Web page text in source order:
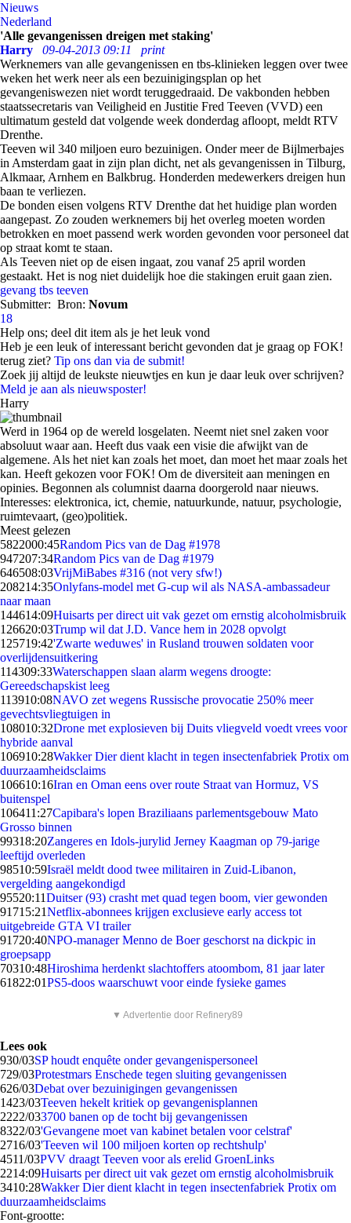
Nieuws
Nederland
'Alle gevangenissen dreigen met staking'
Harry
09-04-2013 09:11
print
Werknemers van alle gevangenissen en tbs-klinieken leggen over twee
weken het werk neer als een bezuinigingsplan op het
gevangeniswezen niet wordt teruggedraaid. De vakbonden hebben
staatssecretaris van Veiligheid en Justitie Fred Teeven (VVD) een
ultimatum gesteld dat volgende week donderdag afloopt, meldt RTV
Drenthe.
Teeven wil 340 miljoen euro bezuinigen. Onder meer de Bijlmerbajes
in Amsterdam gaat in zijn plan dicht, net als gevangenissen in Tilburg,
Alkmaar, Arnhem en Balkbrug. Honderden medewerkers dreigen hun
baan te verliezen.
De bonden eisen volgens RTV Drenthe dat het huidige plan worden
aangepast. Zo zouden werknemers bij het overleg moeten worden
betrokken en moet passend werk worden gevonden voor personeel dat
op straat komt te staan.
Als Teeven niet op de eisen ingaat, zou vanaf 25 april worden
gestaakt. Het is nog niet duidelijk hoe die stakingen eruit gaan zien.
gevang tbs teeven
Submitter: Bron: Novum
18
Help ons; deel dit item als je het leuk vond
Heb je een leuk of interessant bericht gevonden dat je graag op FOK!
terug ziet? Tip ons dan via de submit!
Zoek jij altijd de leukste nieuwtjes en kun je daar leuk over schrijven?
Meld je aan als nieuwsposter!
Harry
Werd in 1964 op de wereld losgelaten. Neemt niet snel zaken voor
absoluut waar aan. Heeft dus vaak een visie die afwijkt van de
algemene. Als het niet kan zoals het moet, dan moet het maar zoals het
kan. Heeft gekozen voor FOK! Om de diversiteit aan meningen en
opinies. Begonnen als columnist daarna doorgerold naar nieuws.
Interesses: elektronica, ict, chemie, natuurkunde, natuur, psychologie,
ruimtevaart, (geo)politiek.
Meest gelezen
5822000:45Random Pics van de Dag #1978
947207:34Random Pics van de Dag #1979
646508:03VrijMiBabes #316 (not very sfw!)
208214:35Onlyfans-model met G-cup wil als NASA-ambassadeur
naar maan
144614:09Huisarts per direct uit vak gezet om ernstig alcoholmisbruik
126620:03Trump wil dat J.D. Vance hem in 2028 opvolgt
125719:42'Zwarte weduwes' in Rusland trouwen soldaten voor
overlijdensuitkering
114309:33Waterschappen slaan alarm wegens droogte:
Gereedschapskist leeg
113910:08NAVO zet wegens Russische provocatie 250% meer
gevechtsvliegtuigen in
108010:32Drone met explosieven bij Duits vliegveld voedt vrees voor
hybride aanval
106910:28Wakker Dier dient klacht in tegen insectenfabriek Protix om
duurzaamheidsclaims
106610:16Iran en Oman eens over route Straat van Hormuz, VS
buitenspel
106411:27Capibara's lopen Braziliaans parlementsgebouw Mato
Grosso binnen
99318:20Zangeres en Idols-jurylid Jerney Kaagman op 79-jarige
leeftijd overleden
98510:59Israël meldt dood twee militairen in Zuid-Libanon,
vergelding aangekondigd
95520:11Duitser (93) crasht met quad tegen boom, vier gewonden
91715:21Netflix-abonnees krijgen exclusieve early access tot
uitgebreide GTA VI trailer
91720:40NPO-manager Menno de Boer geschorst na dickpic in
groepsapp
70310:48Hiroshima herdenkt slachtoffers atoombom, 81 jaar later
61822:01PS5-doos waarschuwt voor einde fysieke games
▼ Advertentie door Refinery89
Lees ook
930/03SP houdt enquête onder gevangenispersoneel
729/03Protestmars Enschede tegen sluiting gevangenissen
626/03Debat over bezuinigingen gevangenissen
1423/03Teeven hekelt kritiek op gevangenisplannen
2222/033700 banen op de tocht bij gevangenissen
8322/03'Gevangene moet van kabinet betalen voor celstraf'
2716/03'Teeven wil 100 miljoen korten op rechtshulp'
4511/03PVV draagt Teeven voor als erelid GroenLinks
2214:09Huisarts per direct uit vak gezet om ernstig alcoholmisbruik
3410:28Wakker Dier dient klacht in tegen insectenfabriek Protix om
duurzaamheidsclaims
Font-grootte: